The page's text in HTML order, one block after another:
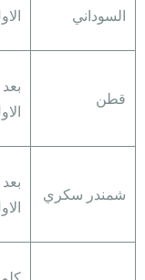
السوداني
قطن
شمندر سكري